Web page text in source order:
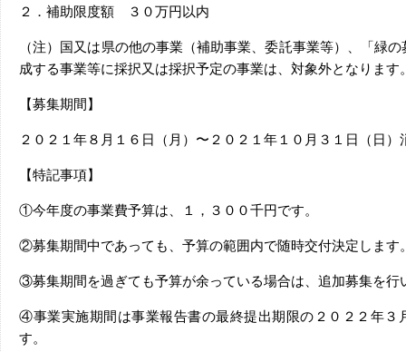
２．補助限度額 ３０万円以内
（注）国又は県の他の事業（補助事業、委託事業等）、「緑
成する事業等に採択又は採択予定の事業は、対象外となります
【募集期間】
２０２１年８月１６日（月）〜２０２１年１０月３１日（日）
【特記事項】
①今年度の事業費予算は、１，３００千円です。
②募集期間中であっても、予算の範囲内で随時交付決定します
③募集期間を過ぎても予算が余っている場合は、追加募集を行
④事業実施期間は事業報告書の最終提出期限の２０２２年３
す。